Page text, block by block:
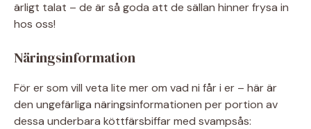
ärligt talat – de är så goda att de sällan hinner frysa in
hos oss!
Näringsinformation
För er som vill veta lite mer om vad ni får i er – här är
den ungefärliga näringsinformationen per portion av
dessa underbara köttfärsbiffar med svampsås: